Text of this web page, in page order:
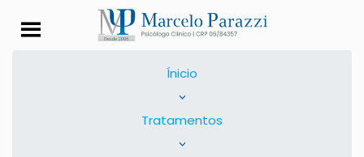
Compulsão
Ínicio
>
Tratamentos
>